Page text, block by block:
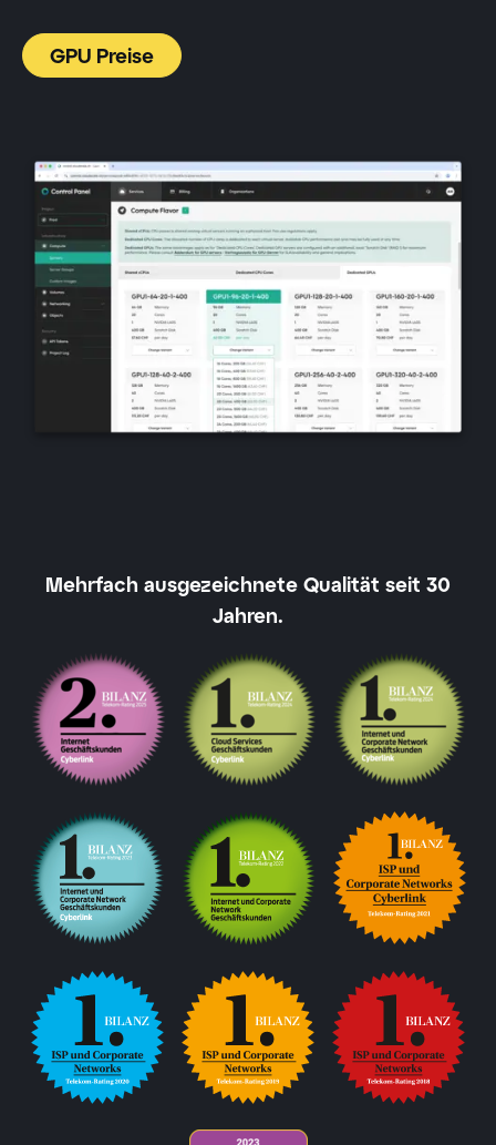
GPU Preise
Mehrfach ausgezeichnete Qualität seit 30
Jahren.